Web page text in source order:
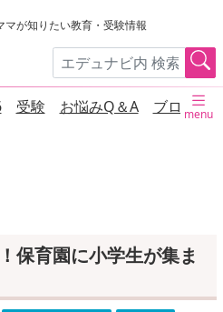
マが知りたい教育・受験情報
受験 お悩みQ＆A ブログmenu
保育園に小学生が集ま